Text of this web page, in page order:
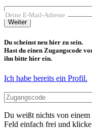
Deine E-Mail-Adresse
Weiter
Du scheinst neu hier zu sein.
Hast du einen Zugangscode
ihn bitte hier ein.
Ich habe bereits ein Profil.
Du weißt nichts von einem
Feld einfach frei und